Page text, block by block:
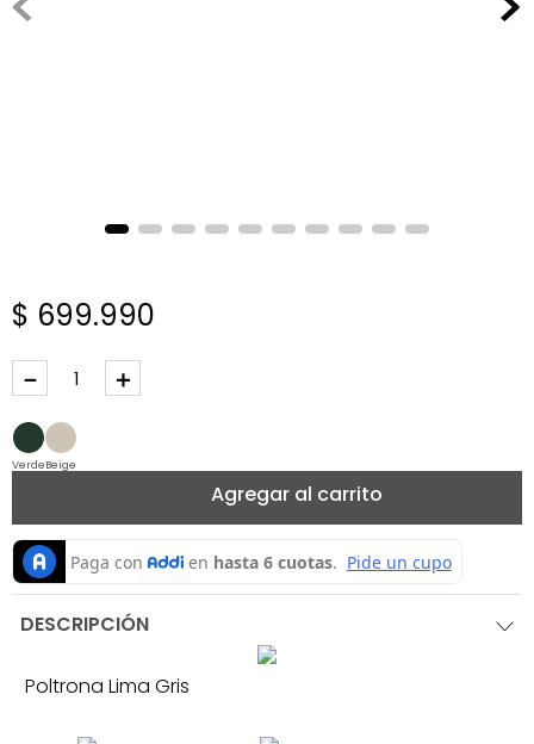
$ 699.990
＋
－
VerdeBeige
Agregar al carrito
DESCRIPCIÓN
Poltrona Lima Gris